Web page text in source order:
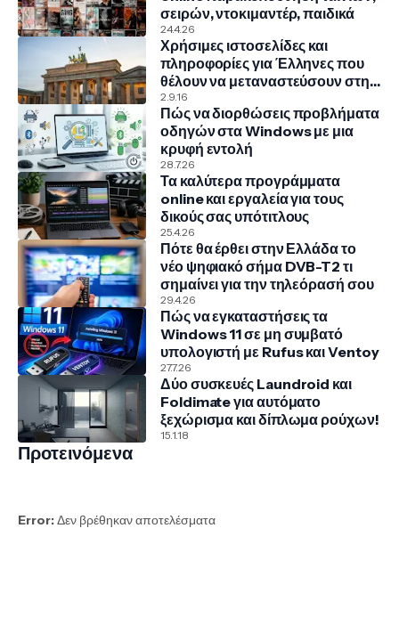
σειρών, ντοκιμαντέρ, παιδικά
24.4.26
Χρήσιμες ιστοσελίδες και
πληροφορίες για Έλληνες που
θέλουν να μεταναστεύσουν στην
Γερμανία
2.9.16
Πώς να διορθώσεις προβλήματα
οδηγών στα Windows με μια
κρυφή εντολή
28.7.26
Τα καλύτερα προγράμματα
online και εργαλεία για τους
δικούς σας υπότιτλους
25.4.26
Πότε θα έρθει στην Ελλάδα το
νέο ψηφιακό σήμα DVB-T2 τι
σημαίνει για την τηλεόρασή σου
29.4.26
Πώς να εγκαταστήσεις τα
Windows 11 σε μη συμβατό
υπολογιστή με Rufus και Ventoy
27.7.26
Δύο συσκευές Laundroid και
Foldimate για αυτόματο
ξεχώρισμα και δίπλωμα ρούχων!
15.1.18
Προτεινόμενα
Error:Δεν βρέθηκαν αποτελέσματα